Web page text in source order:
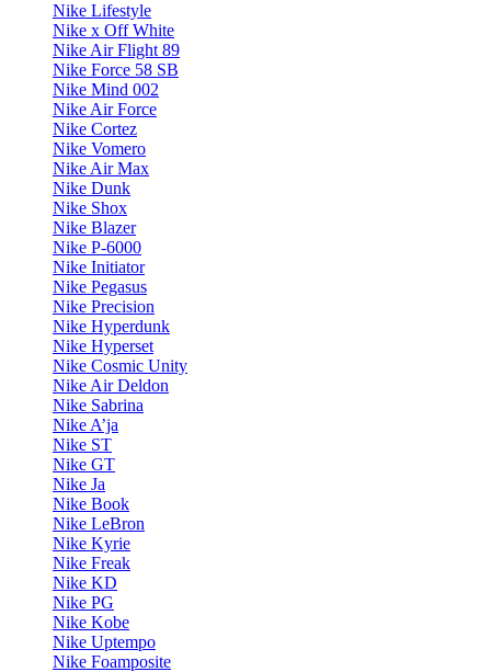
Nike Lifestyle
Nike x Off White
Nike Air Flight 89
Nike Force 58 SB
Nike Mind 002
Nike Air Force
Nike Cortez
Nike Vomero
Nike Air Max
Nike Dunk
Nike Shox
Nike Blazer
Nike P-6000
Nike Initiator
Nike Pegasus
Nike Precision
Nike Hyperdunk
Nike Hyperset
Nike Cosmic Unity
Nike Air Deldon
Nike Sabrina
Nike A’ja
Nike ST
Nike GT
Nike Ja
Nike Book
Nike LeBron
Nike Kyrie
Nike Freak
Nike KD
Nike PG
Nike Kobe
Nike Uptempo
Nike Foamposite